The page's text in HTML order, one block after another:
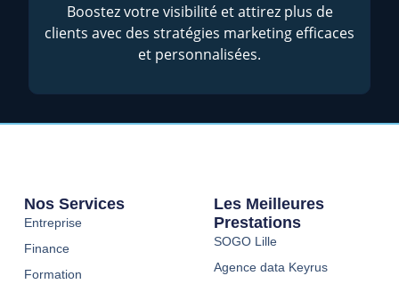
Boostez votre visibilité et attirez plus de
clients avec des stratégies marketing efficaces
et personnalisées.
Nos Services
Entreprise
Finance
Formation
Les Meilleures
Prestations
SOGO Lille
Agence data Keyrus